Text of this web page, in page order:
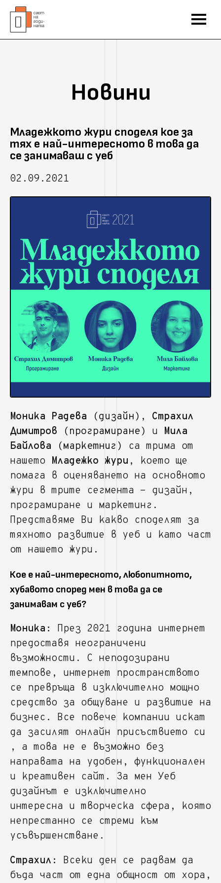
Новини
Младежкото жури споделя кое за
тях е най-интересното в това да
се занимаваш с уеб
02.09.2021
Моника Радева (дизайн) , Страхил
Димитров (програмиране) и Мила
Байлова (маркетниг)
са трима от
нашето Младежко жури , което ще
помага в оценяването на основното
жури в трите сегмента - дизайн,
програмиране и маркетинг.
Представяме Ви какво споделят за
тяхното развитие в уеб и като част
от нашето жури.
Кое е най-интересното, любопитното,
хубавото според мен в това да се
занимавам с уеб?
Моника: През 2021 година интернет
предоставя неограничени
възможности. С неподозирани
темпове, интернет пространството
се превръща в изключително мощно
средство за общуване и развитие на
бизнес. Все повече компании искат
да засилят онлайн присъствието си
, а това не е възможно без
направата на удобен, функционален
и креативен сайт. За мен Уеб
дизайнът е изключително
интересна и творческа сфера, която
непрестанно се стреми към
усъвършенстване.
Страхил: Всеки ден се радвам да
бъда част от една общност от хора,